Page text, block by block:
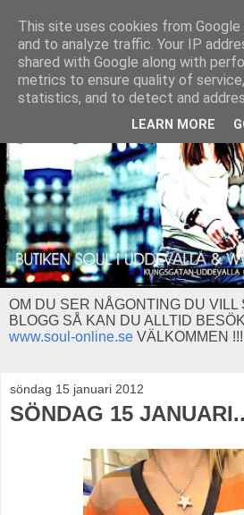
OM DU SER NÅGONTING DU VILL
BLOGG SÅ KAN DU ALLTID
www.soul-online.se VÄLKOMMEN !!!
söndag 15 januari 2012
SÖNDAG 15
This site uses cookies from
and to analyze traffic. Your IP
shared with Google along with
metrics to ensure quality of
statistics, and to detect and
LEARN MORE